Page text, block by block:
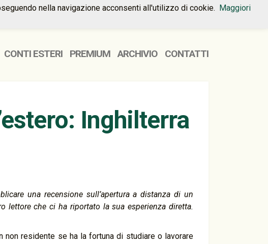
HOME PREMIUM CONTATTI
CONTI ESTERI PREMIUM ARCHIVIO CONTATTI
Inghilterra
una recensione sull’apertura a distanza di un
lettore che ci ha riportato la sua esperienza diretta.
residente se ha la fortuna di studiare o lavorare
nella navigazione acconsenti all'utilizzo di cookie. Maggiori